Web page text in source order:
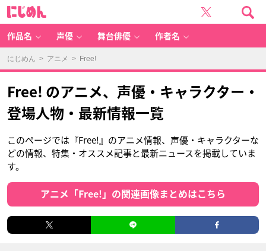
作品名 声優 舞台俳優 作者名
にじめん > アニメ > Free!
Free! のアニメ、声優・キャラクター・
登場人物・最新情報一覧
このページでは『Free!』のアニメ情報、声優・キャラクターな
どの情報、特集・オススメ記事と最新ニュースを掲載していま
す。
アニメ「Free!」の関連画像まとめはこちら